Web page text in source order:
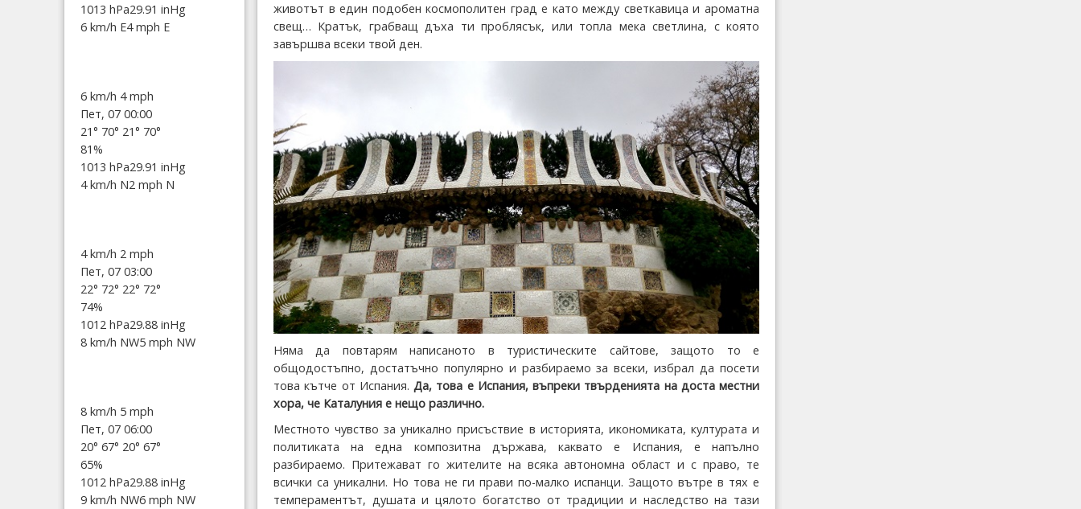
животът в един подобен космополитен град е като между светкавица и ароматна
свещ… Кратък, грабващ дъха ти проблясък, или топла мека светлина, с която
завършва всеки твой ден.
Няма да повтарям написаното в туристическите сайтове, защото то е
общодостъпно, достатъчно популярно и разбираемо за всеки, избрал да посети
това кътче от Испания. Да, това е Испания, въпреки твърденията на доста местни
хора, че Каталуния е нещо различно.
Местното чувство за уникално присъствие в историята, икономиката, културата и
политиката на една композитна държава, каквато е Испания, е напълно
разбираемо. Притежават го жителите на всяка автономна област и с право, те
всички са уникални. Но това не ги прави по-малко испанци. Защото вътре в тях е
темпераментът, душата и цялото богатство от традиции и наследство на тази
1013 hPa29.91 inHg
6 km/h E4 mph E
6 km/h 4 mph
Пет, 07 00:00
21° 70° 21° 70°
81%
1013 hPa29.91 inHg
4 km/h N2 mph N
4 km/h 2 mph
Пет, 07 03:00
22° 72° 22° 72°
74%
1012 hPa29.88 inHg
8 km/h NW5 mph NW
8 km/h 5 mph
Пет, 07 06:00
20° 67° 20° 67°
65%
1012 hPa29.88 inHg
9 km/h NW6 mph NW